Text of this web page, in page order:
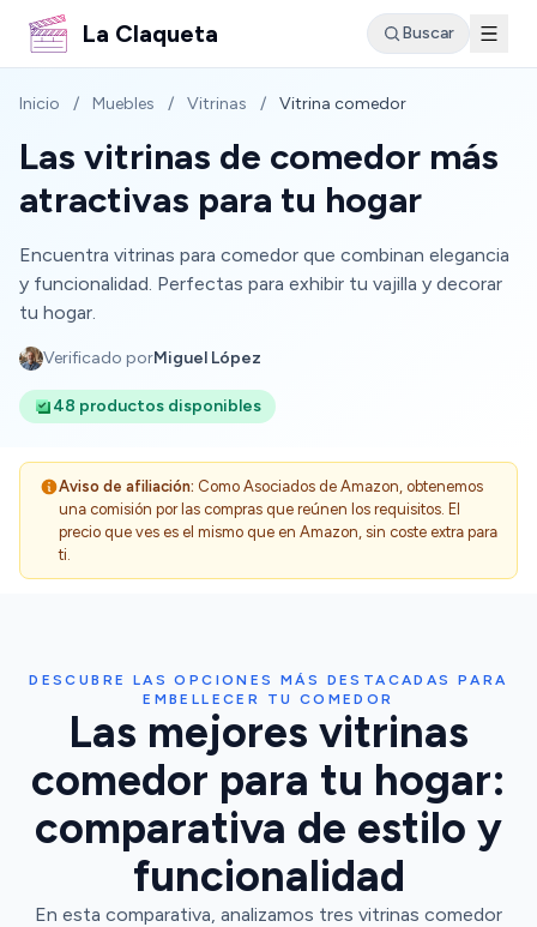
La Claqueta Buscar
Inicio / Muebles / Vitrinas / Vitrina comedor
Las vitrinas de comedor más
atractivas para tu hogar
Encuentra vitrinas para comedor que combinan elegancia
y funcionalidad. Perfectas para exhibir tu vajilla y decorar
tu hogar.
Verificado porMiguel López
48 productos disponibles
Aviso de afiliación: Como Asociados de Amazon, obtenemos
una comisión por las compras que reúnen los requisitos. El
precio que ves es el mismo que en Amazon, sin coste extra para
ti.
DESCUBRE LAS OPCIONES MÁS DESTACADAS PARA
EMBELLECER TU COMEDOR
Las mejores vitrinas
comedor para tu hogar:
comparativa de estilo y
funcionalidad
En esta comparativa, analizamos tres vitrinas comedor